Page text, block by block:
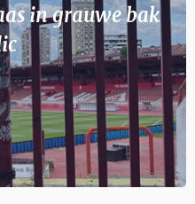
in grauwe bak